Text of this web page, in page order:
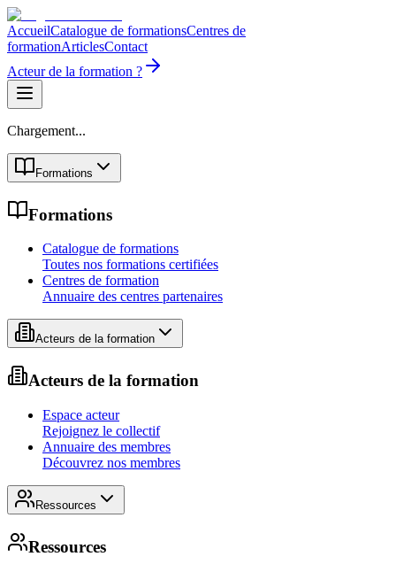
AccueilCatalogue de formationsCentres de
formationArticlesContact
Acteur de la formation ?
Chargement...
Formations
Formations
Catalogue de formations
Toutes nos formations certifiées
Centres de formation
Annuaire des centres partenaires
Acteurs de la formation
Acteurs de la formation
Espace acteur
Rejoignez le collectif
Annuaire des membres
Découvrez nos membres
Ressources
Ressources